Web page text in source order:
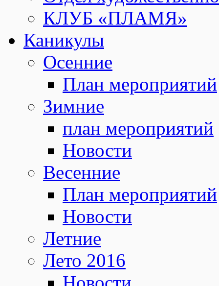
КЛУБ «ПЛАМЯ»
Каникулы
Осенние
План мероприятий
Зимние
план мероприятий
Новости
Весенние
План мероприятий
Новости
Летние
Лето 2016